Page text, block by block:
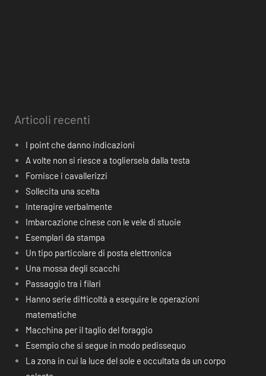
Articoli recenti
I point che danno indicazioni
A volte non si riesce a togliersela dalla testa
Fornisce i cavallerizzi
Sollecita una scelta
Interagire verbalmente
Imbarcazione cinese con le vele di stuoie
Esemplari da stampa
Un tipo particolare di posta elettronica
Una mossa degli scacchi
Passaggio tra i filari
Hanno serie difficoltà a eseguire le operazioni
matematiche
Macchina per il taglio del foraggio
Esempio che si segue in modo pedissequo
La zona in cui la luce del sole e occultata da un corpo